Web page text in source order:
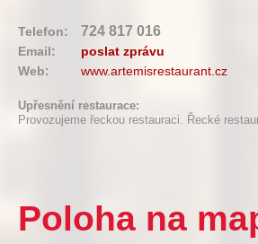
Telefon: 724 817 016
Email:
poslat zprávu
Web:
www.artemisrestaurant.cz
Upřesnění restaurace:
Provozujeme řeckou restauraci. Řecké
Poloha na